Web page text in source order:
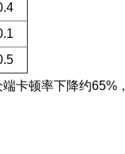
卡顿率下降约65%